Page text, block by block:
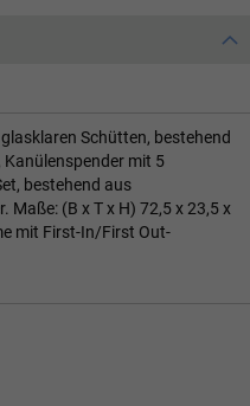
Schütten, bestehend
mit 5
bestehend aus
Maße: (B x T x H) 72,5 x 23,5 x
mit First-In/First Out-